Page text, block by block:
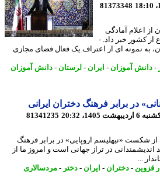
81373348
آمادگی
خبر داد. -
ای از اعتراف یک فعال فضای مجازی
آموزان- ایران - لرستان-دانش آموزان
برابر فرهنگ دختران ایرانی
81341235
«نیهلیسم اروپایی» در برابر فرهنگ
در تراز جهانی است و امروز ما از
...
-دختران- ایران - دختر-مردسالاری